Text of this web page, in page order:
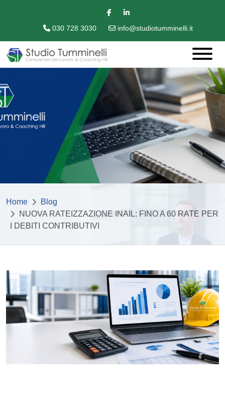
030 728 3030 info@studiotumminelli.it
Home
Blog
NUOVA RATEIZZAZIONE INAIL: FINO A 60 RATE PER
I DEBITI CONTRIBUTIVI